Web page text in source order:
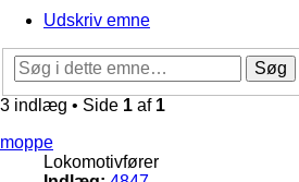
Udskriv emne
Søg
3 indlæg • Side 1 af 1
moppe
Lokomotivfører